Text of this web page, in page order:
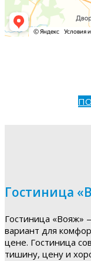
Гостиница
Гостиница «Вояж»
вариант для
цене. Гостиница
тишину, цену и